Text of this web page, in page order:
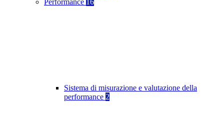
Performance 16
Sistema di misurazione e valutazione della
performance 2